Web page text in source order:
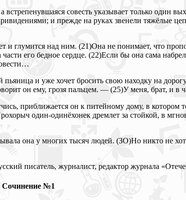
совесть указывает только один
и прежде на руках звенели тяжёлые
над ним. (21)Она не понимает, что
его бедное сердце. (22)Если бы она сама
и уже хочет бросить свою находку на
он ему, грозя пальцем. — (25)У меня, брат, и в
приближается он к питейному дому, в
один-одинёхонек дремлет за стойкой, в
она у многих тысяч людей. (ЗО)Но никто не
писатель, журналист, редактор журнала
Сочинение №1